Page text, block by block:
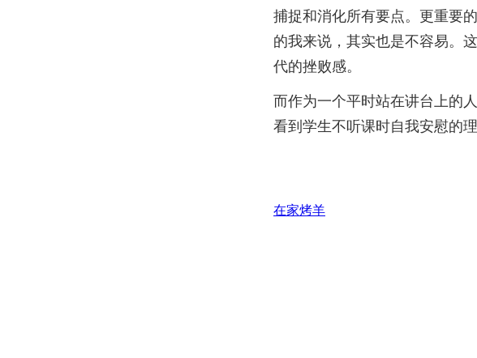
捕捉和消化所有要点。更重要
的我来说，其实也是不容易。
代的挫败感。
而作为一个平时站在讲台上的
看到学生不听课时自我安慰的
在家烤羊